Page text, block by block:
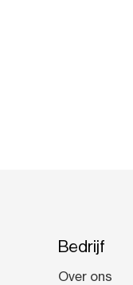
Bedrijf
Over ons